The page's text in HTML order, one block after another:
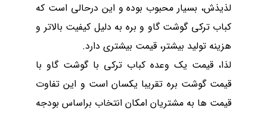
لذیذش، بسیار محبوب بوده و این درحالی است که
کباب ترکی گوشت گاو و بره به دلیل کیفیت بالاتر و
هزینه تولید بیشتر، قیمت بیشتری دارد.
لذا، قیمت یک وعده کباب ترکی با گوشت گاو با
قیمت گوشت بره تقریبا یکسان است و این تفاوت
قیمت ها به مشتریان امکان انتخاب براساس بودجه